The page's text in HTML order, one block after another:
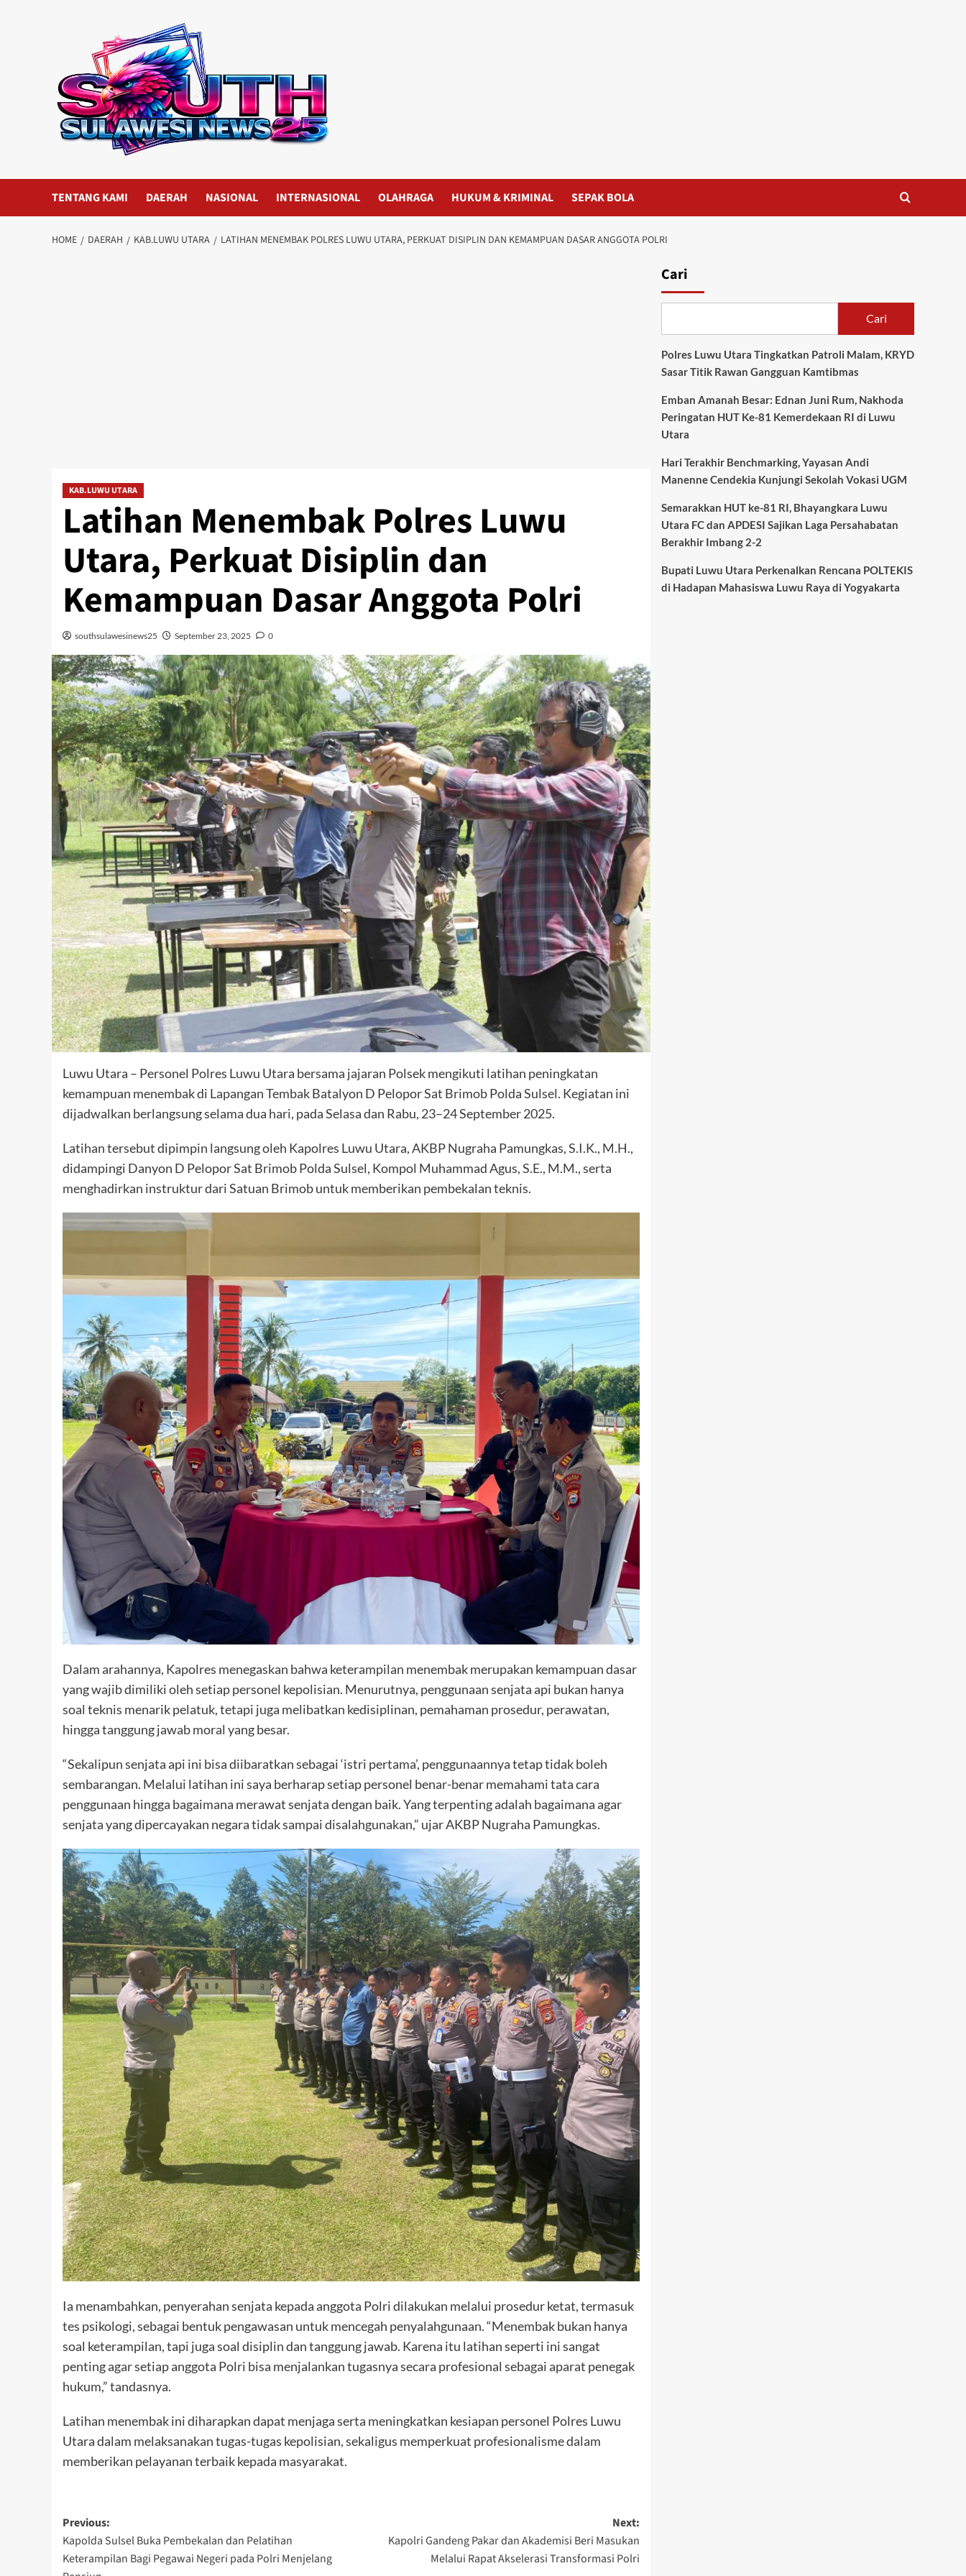
TENTANG KAMI DAERAH NASIONAL INTERNASIONAL OLAHRAGA HUKUM & KRIMINAL SEPAK BOLA
HOME DAERAH KAB.LUWU UTARA LATIHAN MENEMBAK POLRES LUWU UTARA, PERKUAT DISIPLIN DAN KEMAMPUAN DASAR ANGGOTA POLRI
KAB.LUWU UTARA
Latihan Menembak Polres Luwu
Utara, Perkuat Disiplin dan
Kemampuan Dasar Anggota Polri
southsulawesinews25 September 23, 2025 0
Luwu Utara – Personel Polres Luwu Utara bersama jajaran Polsek mengikuti latihan peningkatan
kemampuan menembak di Lapangan Tembak Batalyon D Pelopor Sat Brimob Polda Sulsel. Kegiatan ini
dijadwalkan berlangsung selama dua hari, pada Selasa dan Rabu, 23–24 September 2025.
Latihan tersebut dipimpin langsung oleh Kapolres Luwu Utara, AKBP Nugraha Pamungkas, S.I.K., M.H.,
didampingi Danyon D Pelopor Sat Brimob Polda Sulsel, Kompol Muhammad Agus, S.E., M.M., serta
menghadirkan instruktur dari Satuan Brimob untuk memberikan pembekalan teknis.
Dalam arahannya, Kapolres menegaskan bahwa keterampilan menembak merupakan kemampuan dasar
yang wajib dimiliki oleh setiap personel kepolisian. Menurutnya, penggunaan senjata api bukan hanya
soal teknis menarik pelatuk, tetapi juga melibatkan kedisiplinan, pemahaman prosedur, perawatan,
hingga tanggung jawab moral yang besar.
“Sekalipun senjata api ini bisa diibaratkan sebagai ‘istri pertama’, penggunaannya tetap tidak boleh
sembarangan. Melalui latihan ini saya berharap setiap personel benar-benar memahami tata cara
penggunaan hingga bagaimana merawat senjata dengan baik. Yang terpenting adalah bagaimana agar
senjata yang dipercayakan negara tidak sampai disalahgunakan,” ujar AKBP Nugraha Pamungkas.
Ia menambahkan, penyerahan senjata kepada anggota Polri dilakukan melalui prosedur ketat, termasuk
tes psikologi, sebagai bentuk pengawasan untuk mencegah penyalahgunaan. “Menembak bukan hanya
soal keterampilan, tapi juga soal disiplin dan tanggung jawab. Karena itu latihan seperti ini sangat
penting agar setiap anggota Polri bisa menjalankan tugasnya secara profesional sebagai aparat penegak
hukum,” tandasnya.
Latihan menembak ini diharapkan dapat menjaga serta meningkatkan kesiapan personel Polres Luwu
Utara dalam melaksanakan tugas-tugas kepolisian, sekaligus memperkuat profesionalisme dalam
memberikan pelayanan terbaik kepada masyarakat.
Post
navigation
Previous:
Kapolda Sulsel Buka Pembekalan dan Pelatihan
Keterampilan Bagi Pegawai Negeri pada Polri Menjelang
Next:
Kapolri Gandeng Pakar dan Akademisi Beri Masukan
Melalui Rapat Akselerasi Transformasi Polri
Cari
Cari
Polres Luwu Utara Tingkatkan Patroli Malam, KRYD
Sasar Titik Rawan Gangguan Kamtibmas
Emban Amanah Besar: Ednan Juni Rum, Nakhoda
Peringatan HUT Ke-81 Kemerdekaan RI di Luwu
Utara
Hari Terakhir Benchmarking, Yayasan Andi
Manenne Cendekia Kunjungi Sekolah Vokasi UGM
Semarakkan HUT ke-81 RI, Bhayangkara Luwu
Utara FC dan APDESI Sajikan Laga Persahabatan
Berakhir Imbang 2-2
Bupati Luwu Utara Perkenalkan Rencana POLTEKIS
di Hadapan Mahasiswa Luwu Raya di Yogyakarta